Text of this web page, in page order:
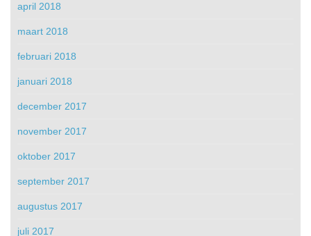
april 2018
maart 2018
februari 2018
januari 2018
december 2017
november 2017
oktober 2017
september 2017
augustus 2017
juli 2017